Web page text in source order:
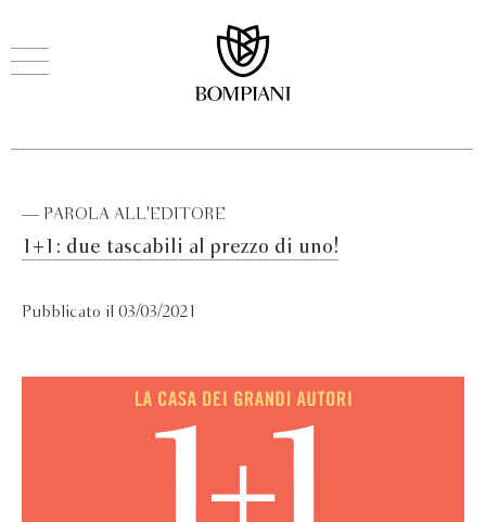
— PAROLA ALL'EDITORE
1+1: due tascabili al prezzo di uno!
Pubblicato il 03/03/2021